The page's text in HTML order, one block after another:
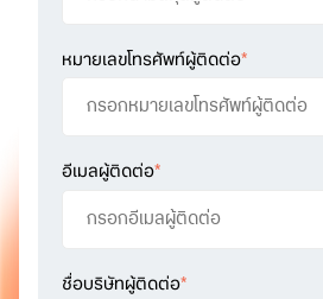
หมายเลขโทรศัพท์ผู้ติดต่อ*
อีเมลผู้ติดต่อ*
ชื่อบริษัทผู้ติดต่อ*